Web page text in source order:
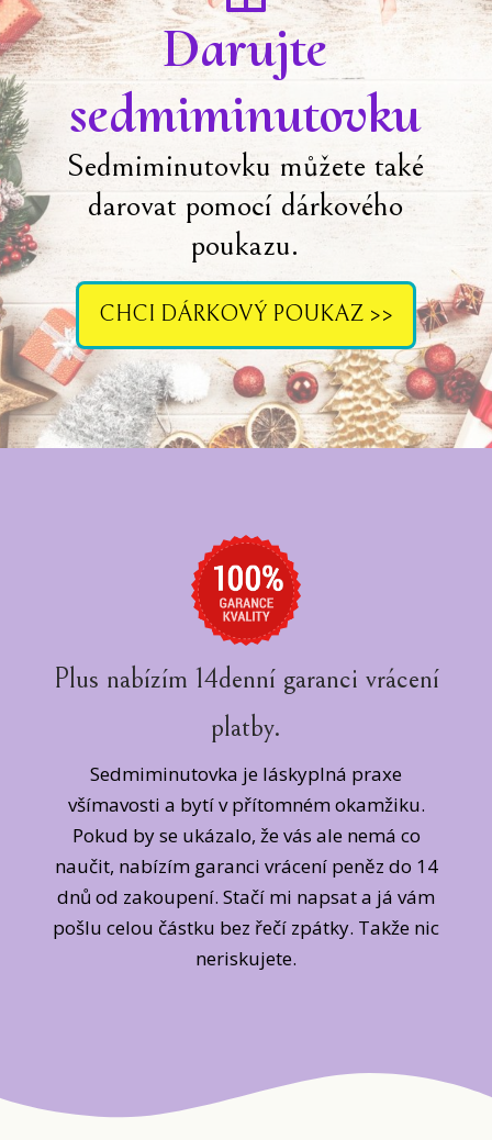
Darujte
sedmiminutovku
Sedmiminutovku můžete také
darovat pomocí dárkového
poukazu.
CHCI DÁRKOVÝ POUKAZ >>
Plus nabízím 14denní garanci vrácení
platby.
Sedmiminutovka je láskyplná praxe
všímavosti a bytí v přítomném okamžiku.
Pokud by se ukázalo, že vás ale nemá co
naučit, nabízím garanci vrácení peněz do 14
dnů od zakoupení. Stačí mi napsat a já vám
pošlu celou částku bez řečí zpátky. Takže nic
neriskujete.